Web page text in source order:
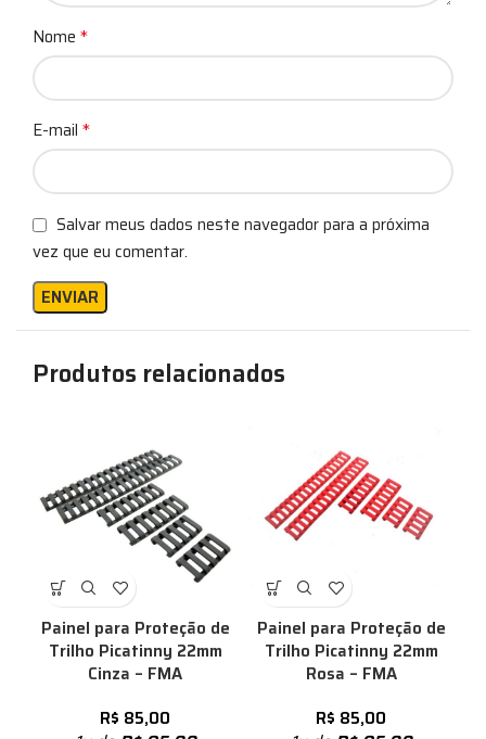
Nome *
E-mail *
Salvar meus dados neste navegador para a próxima
vez que eu comentar.
Produtos relacionados
Painel para Proteção de
Trilho Picatinny 22mm
Cinza – FMA
R$ 85,00
Painel para Proteção de
Trilho Picatinny 22mm
Rosa – FMA
R$ 85,00